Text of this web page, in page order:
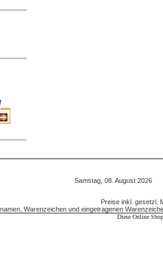
Samstag, 08. August
Preise inkl. gesetzl.
Warenzeichen und eingetragenen
Diese Online